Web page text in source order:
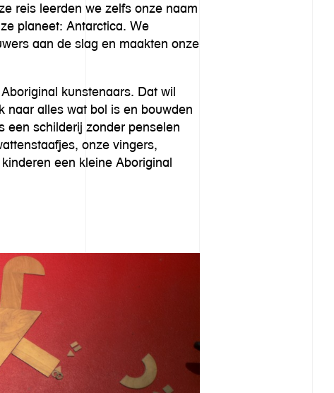
reis leerden we zelfs onze naam
planeet: Antarctica. We
aan de slag en maakten onze
kunstenaars. Dat wil
alles wat bol is en bouwden
een schilderij zonder penselen
onze vingers,
een kleine Aboriginal